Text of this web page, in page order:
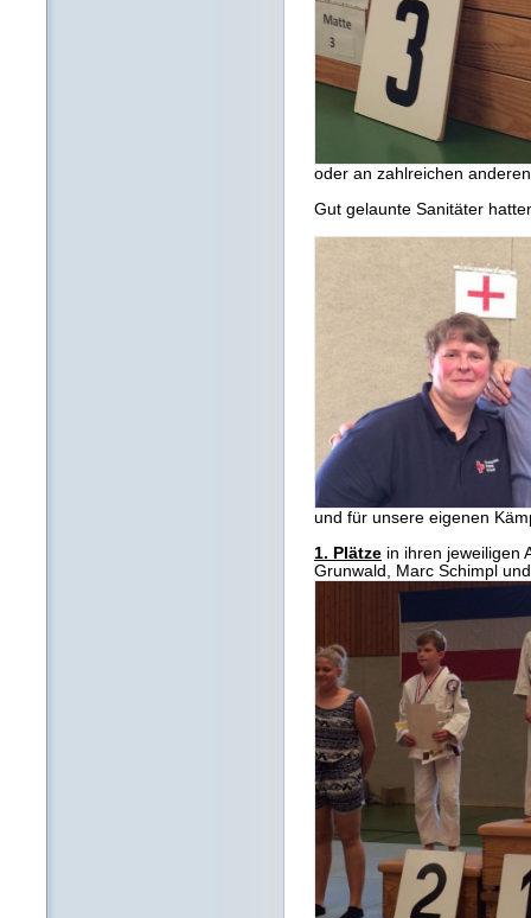
oder an zahlreichen
Gut gelaunte Sanitäter
und für unsere eigenen
1. Plätze in ihren jeweiligen
Grunwald, Marc Schimpl